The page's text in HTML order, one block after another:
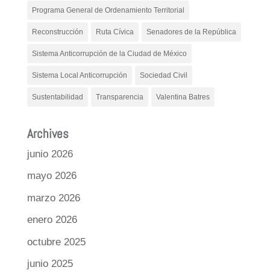
Programa General de Ordenamiento Territorial
Reconstrucción Ruta Cívica Senadores de la República
Sistema Anticorrupción de la Ciudad de México
Sistema Local Anticorrupción Sociedad Civil
Sustentabilidad Transparencia Valentina Batres
Archives
junio 2026
mayo 2026
marzo 2026
enero 2026
octubre 2025
junio 2025